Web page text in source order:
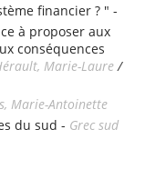
financier ? " -
à proposer aux
conséquences
Marie-Laure/
Marie-Antoinette
du sud - Grec sud